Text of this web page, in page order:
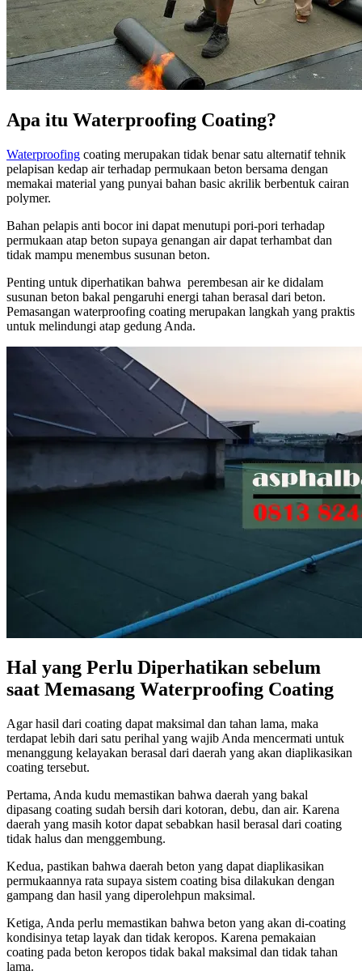
Apa itu Waterproofing Coating?
Waterproofing coating merupakan tidak benar satu alternatif tehnik
pelapisan kedap air terhadap permukaan beton bersama dengan
memakai material yang punyai bahan basic akrilik berbentuk cairan
polymer.
Bahan pelapis anti bocor ini dapat menutupi pori-pori terhadap
permukaan atap beton supaya genangan air dapat terhambat dan
tidak mampu menembus susunan beton.
Penting untuk diperhatikan bahwa perembesan air ke didalam
susunan beton bakal pengaruhi energi tahan berasal dari beton.
Pemasangan waterproofing coating merupakan langkah yang praktis
untuk melindungi atap gedung Anda.
Hal yang Perlu Diperhatikan sebelum
saat Memasang Waterproofing Coating
Agar hasil dari coating dapat maksimal dan tahan lama, maka
terdapat lebih dari satu perihal yang wajib Anda mencermati untuk
menanggung kelayakan berasal dari daerah yang akan diaplikasikan
coating tersebut.
Pertama, Anda kudu memastikan bahwa daerah yang bakal
dipasang coating sudah bersih dari kotoran, debu, dan air. Karena
daerah yang masih kotor dapat sebabkan hasil berasal dari coating
tidak halus dan menggembung.
Kedua, pastikan bahwa daerah beton yang dapat diaplikasikan
permukaannya rata supaya sistem coating bisa dilakukan dengan
gampang dan hasil yang diperolehpun maksimal.
Ketiga, Anda perlu memastikan bahwa beton yang akan di-coating
kondisinya tetap layak dan tidak keropos. Karena pemakaian
coating pada beton keropos tidak bakal maksimal dan tidak tahan
lama.